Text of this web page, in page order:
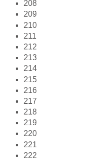
208
209
210
211
212
213
214
215
216
217
218
219
220
221
222